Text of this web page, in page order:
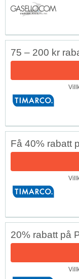
75 – 200 kr
Få 40% rabatt
20% rabatt på